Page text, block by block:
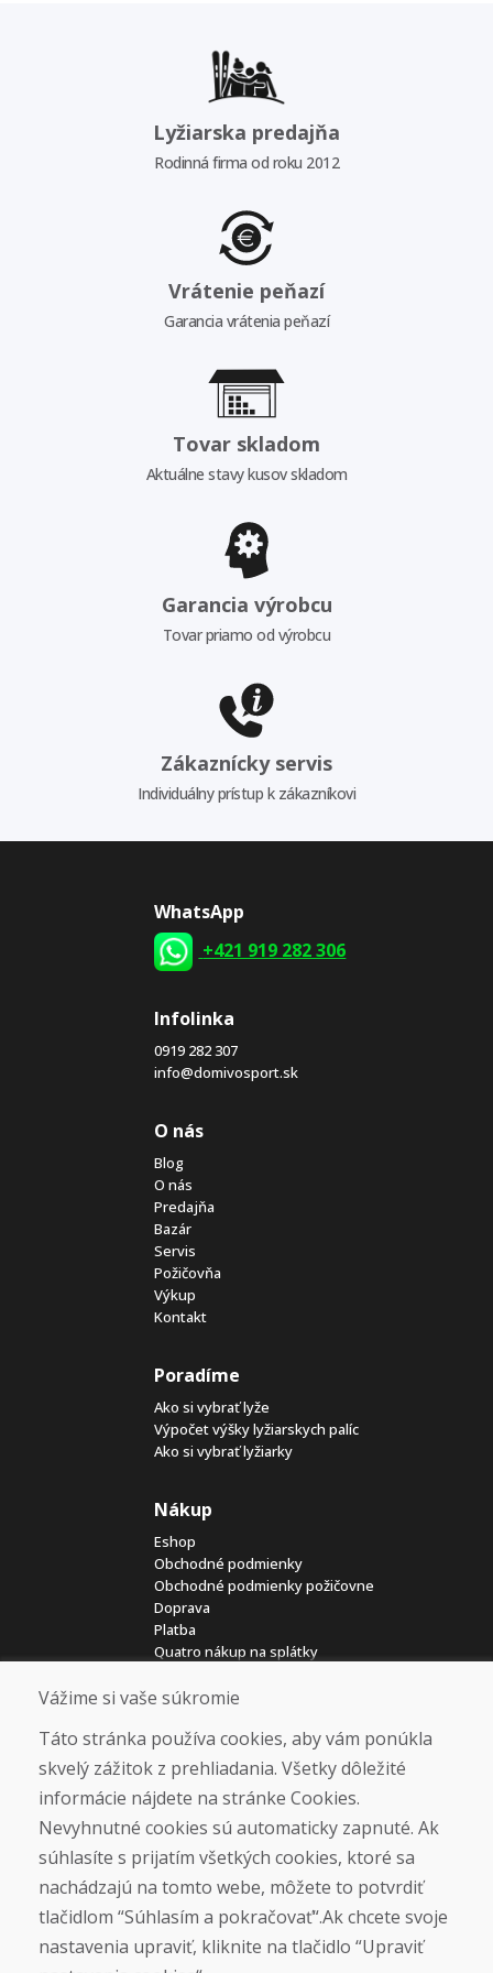
Lyžiarska predajňa
Rodinná firma od roku 2012
Vrátenie peňazí
Garancia vrátenia peňazí
Tovar skladom
Aktuálne stavy kusov skladom
Garancia výrobcu
Tovar priamo od výrobcu
Zákaznícky servis
Individuálny prístup k zákazníkovi
WhatsApp
+421 919 282 306
Infolinka
0919 282 307
info@domivosport.sk
O nás
Blog
O nás
Predajňa
Bazár
Servis
Požičovňa
Výkup
Kontakt
Poradíme
Ako si vybrať lyže
Výpočet výšky lyžiarskych palíc
Ako si vybrať lyžiarky
Nákup
Eshop
Obchodné podmienky
Obchodné podmienky požičovne
Doprava
Platba
Quatro nákup na splátky
Reklamácie a vrátenie tovaru
Cookies
Kariéra
Overené zákazníkmi
★ ★ ★ ★ ★
Sociálne siete
Vážime si vaše súkromie
Táto stránka používa cookies, aby vám ponúkla
skvelý zážitok z prehliadania. Všetky dôležité
informácie nájdete na stránke Cookies.
Nevyhnutné cookies sú automaticky zapnuté. Ak
súhlasíte s prijatím všetkých cookies, ktoré sa
nachádzajú na tomto webe, môžete to potvrdiť
tlačidlom “Súhlasím a pokračovať“.Ak chcete svoje
nastavenia upraviť, kliknite na tlačidlo “Upraviť